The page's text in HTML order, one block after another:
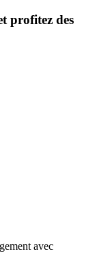
profitez des
avec